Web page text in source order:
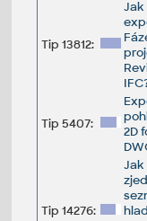
Tip 13812:
Jak
Tip 5407:
2D
Tip 14276:
Jak